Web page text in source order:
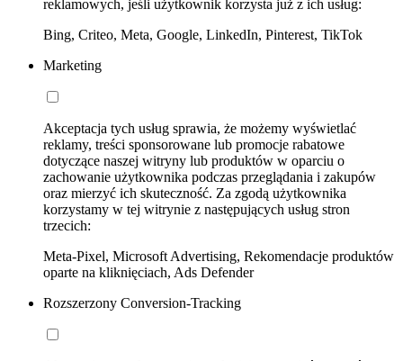
reklamowych, jeśli użytkownik korzysta już z ich usług:
Bing, Criteo, Meta, Google, LinkedIn, Pinterest, TikTok
Marketing
Akceptacja tych usług sprawia, że możemy wyświetlać
reklamy, treści sponsorowane lub promocje rabatowe
dotyczące naszej witryny lub produktów w oparciu o
zachowanie użytkownika podczas przeglądania i zakupów
oraz mierzyć ich skuteczność. Za zgodą użytkownika
korzystamy w tej witrynie z następujących usług stron
trzecich:
Meta-Pixel, Microsoft Advertising, Rekomendacje produktów
oparte na kliknięciach, Ads Defender
Rozszerzony Conversion-Tracking